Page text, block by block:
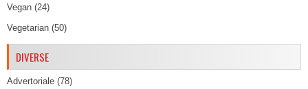
Vegan (24)
Vegetarian (50)
DIVERSE
Advertoriale (78)